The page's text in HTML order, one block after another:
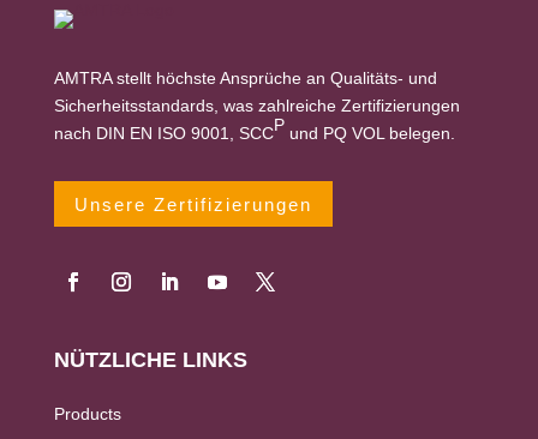
AMTRA stellt höchste Ansprüche an Qualitäts- und
Sicherheitsstandards, was zahlreiche Zertifizierungen
nach DIN EN ISO 9001, SCCP und PQ VOL belegen.
Unsere Zertifizierungen
NÜTZLICHE LINKS
Products